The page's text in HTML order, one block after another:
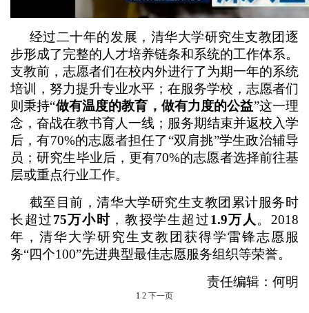
经过二十年的发展，清华大学研究生支教团逐
步形成了完整的人才培养链条和系统的工作体系。
支教前，志愿者们在校内外进行了为期一年的系统
培训，努力提升专业水平；在服务学校，志愿者们
则秉持“做有温度的教育，做有力度的公益”这一理
念，奋战在教书育人一线；服务期结束并返校入学
后，有70%的志愿者担任了“双肩挑”学生政治辅导
员；研究生毕业后，更有70%的志愿者选择前往基
层或重点行业工作。
截至目前，清华大学研究生支教团累计服务时
长超过75万小时 ，教授学生超过1.9万人 。2018
年，清华大学研究生支教团获得学雷锋志愿服
务“四个100”先进典型最佳志愿服务组织等荣誉。
责任编辑：何明
1 2 下一页